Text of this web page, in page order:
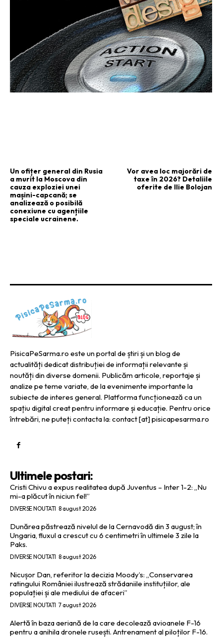
Un ofițer general din Rusia
a murit la Moscova din
cauza exploziei unei
mașini-capcană; se
analizează o posibilă
conexiune cu agențiile
speciale ucrainene.
Vor avea loc majorări de
taxe în 2026? Detaliile
oferite de Ilie Bolojan
PisicaPeSarma.ro este un portal de știri și un blog de
actualități dedicat distribuției de informații relevante și
noutăți din diverse domenii. Publicăm articole, reportaje și
analize pe teme variate, de la evenimente importante la
subiecte de interes general. Platforma funcționează ca un
spațiu digital creat pentru informare și educație. Pentru orice
întrebări, ne puteți contacta la: contact [at] pisicapesarma.ro
Ultimele postari:
Cristi Chivu a expus realitatea după Juventus – Inter 1-2: „Nu
mi-a plăcut în niciun fel!”
DIVERSE NOUTATI 8 august 2026
Dunărea păstrează nivelul de la Cernavodă din 3 august; în
Ungaria, fluxul a crescut cu 6 centimetri în ultimele 3 zile la
Paks.
DIVERSE NOUTATI 8 august 2026
Nicușor Dan, referitor la decizia Moody’s: „Conservarea
ratingului României ilustrează strădaniile instituțiilor, ale
populației și ale mediului de afaceri”
DIVERSE NOUTATI 7 august 2026
Alertă în baza aeriană de la care decolează avioanele F-16
pentru a anihila dronele rusești. Antrenament al piloților F-16.